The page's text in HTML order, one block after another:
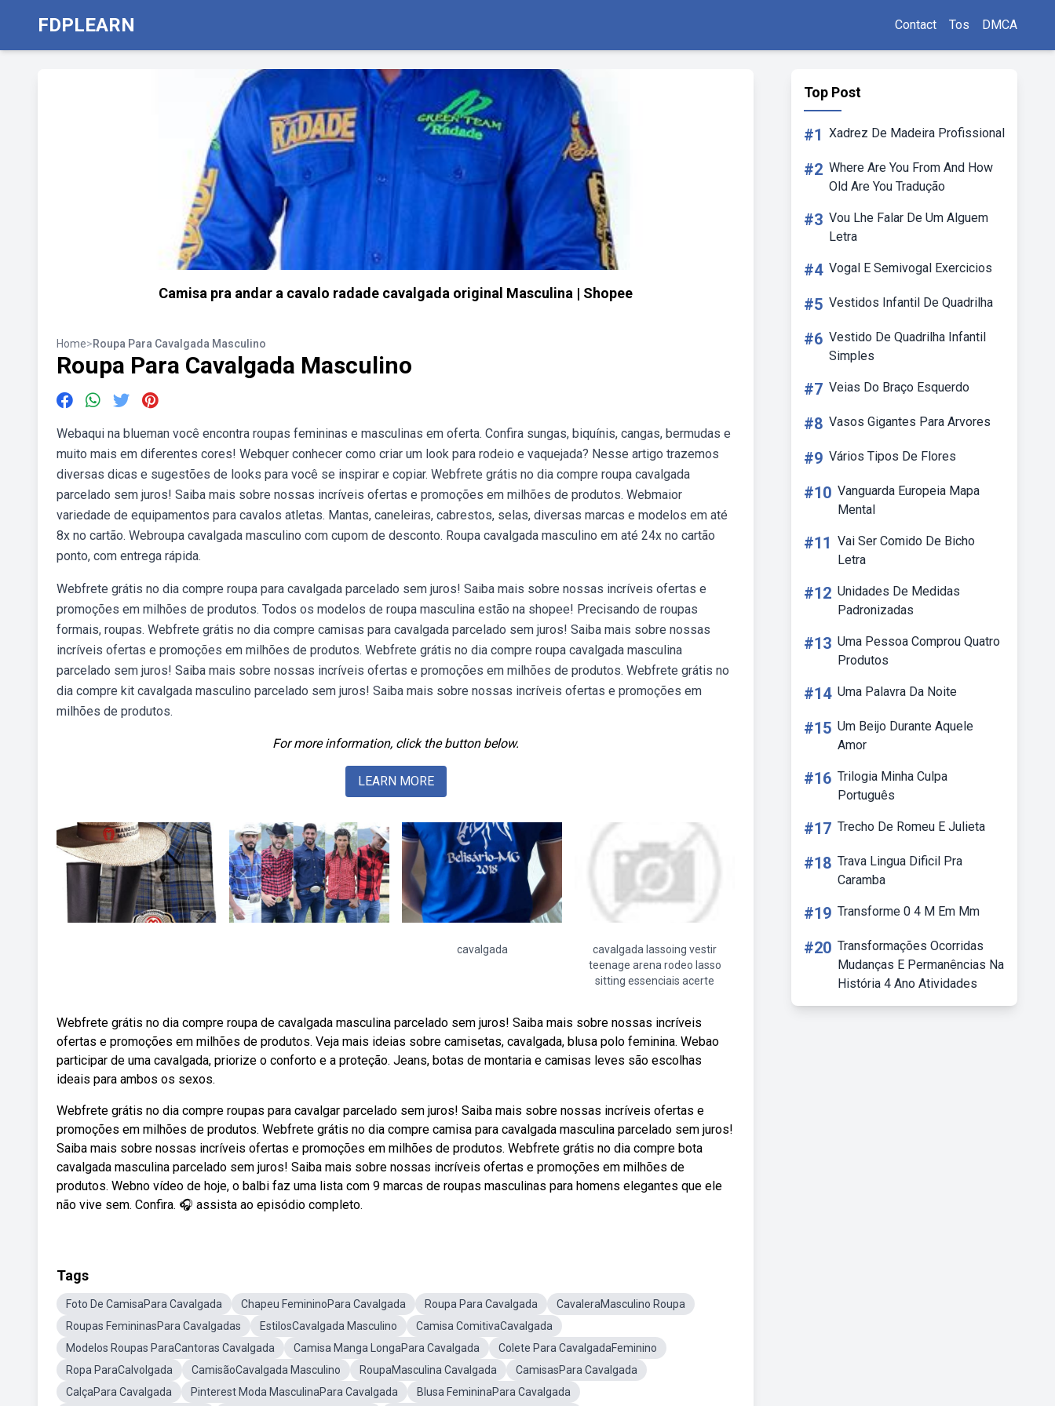
FDPLEARN Contact Tos DMCA
Camisa pra andar a cavalo radade cavalgada original Masculina | Shopee
Home>Roupa Para Cavalgada Masculino
Roupa Para Cavalgada Masculino
Webaqui na blueman você encontra roupas femininas e masculinas em oferta. Confira sungas, biquínis, cangas, bermudas e
muito mais em diferentes cores! Webquer conhecer como criar um look para rodeio e vaquejada? Nesse artigo trazemos
diversas dicas e sugestões de looks para você se inspirar e copiar. Webfrete grátis no dia compre roupa cavalgada
parcelado sem juros! Saiba mais sobre nossas incríveis ofertas e promoções em milhões de produtos. Webmaior
variedade de equipamentos para cavalos atletas. Mantas, caneleiras, cabrestos, selas, diversas marcas e modelos em até
8x no cartão. Webroupa cavalgada masculino com cupom de desconto. Roupa cavalgada masculino em até 24x no cartão
ponto, com entrega rápida.
Webfrete grátis no dia compre roupa para cavalgada parcelado sem juros! Saiba mais sobre nossas incríveis ofertas e
promoções em milhões de produtos. Todos os modelos de roupa masculina estão na shopee! Precisando de roupas
formais, roupas. Webfrete grátis no dia compre camisas para cavalgada parcelado sem juros! Saiba mais sobre nossas
incríveis ofertas e promoções em milhões de produtos. Webfrete grátis no dia compre roupa cavalgada masculina
parcelado sem juros! Saiba mais sobre nossas incríveis ofertas e promoções em milhões de produtos. Webfrete grátis no
dia compre kit cavalgada masculino parcelado sem juros! Saiba mais sobre nossas incríveis ofertas e promoções em
milhões de produtos.
For more information, click the button below.
LEARN MORE
cavalgada
cavalgada lassoing vestir
teenage arena rodeo lasso
sitting essenciais acerte
Webfrete grátis no dia compre roupa de cavalgada masculina parcelado sem juros! Saiba mais sobre nossas incríveis
ofertas e promoções em milhões de produtos. Veja mais ideias sobre camisetas, cavalgada, blusa polo feminina. Webao
participar de uma cavalgada, priorize o conforto e a proteção. Jeans, botas de montaria e camisas leves são escolhas
ideais para ambos os sexos.
Webfrete grátis no dia compre roupas para cavalgar parcelado sem juros! Saiba mais sobre nossas incríveis ofertas e
promoções em milhões de produtos. Webfrete grátis no dia compre camisa para cavalgada masculina parcelado sem juros!
Saiba mais sobre nossas incríveis ofertas e promoções em milhões de produtos. Webfrete grátis no dia compre bota
cavalgada masculina parcelado sem juros! Saiba mais sobre nossas incríveis ofertas e promoções em milhões de
produtos. Webno vídeo de hoje, o balbi faz uma lista com 9 marcas de roupas masculinas para homens elegantes que ele
não vive sem. Confira. 🎧 assista ao episódio completo.
Tags
Foto De CamisaPara Cavalgada Chapeu FemininoPara Cavalgada Roupa Para Cavalgada
CavaleraMasculino Roupa
Roupas FemininasPara Cavalgadas
EstilosCavalgada Masculino
Camisa ComitivaCavalgada
Modelos Roupas ParaCantoras Cavalgada
Camisa Manga LongaPara Cavalgada
Colete Para CavalgadaFeminino
Ropa ParaCalvolgada
CamisãoCavalgada Masculino RoupaMasculina Cavalgada
CamisasPara Cavalgada
CalçaPara Cavalgada
Pinterest Moda MasculinaPara Cavalgada Blusa FemininaPara Cavalgada
Top Post
#1 Xadrez De Madeira Profissional
#2 Where Are You From And How
Old Are You Tradução
#3 Vou Lhe Falar De Um Alguem
Letra
#4 Vogal E Semivogal Exercicios
#5 Vestidos Infantil De Quadrilha
#6 Vestido De Quadrilha Infantil
Simples
#7 Veias Do Braço Esquerdo
#8 Vasos Gigantes Para Arvores
#9 Vários Tipos De Flores
#10 Vanguarda Europeia Mapa
Mental
#11 Vai Ser Comido De Bicho
Letra
#12 Unidades De Medidas
Padronizadas
#13 Uma Pessoa Comprou Quatro
Produtos
#14 Uma Palavra Da Noite
#15 Um Beijo Durante Aquele
Amor
#16 Trilogia Minha Culpa
Português
#17 Trecho De Romeu E Julieta
#18 Trava Lingua Dificil Pra
Caramba
#19 Transforme 0 4 M Em Mm
#20 Transformações Ocorridas
Mudanças E Permanências Na
História 4 Ano Atividades